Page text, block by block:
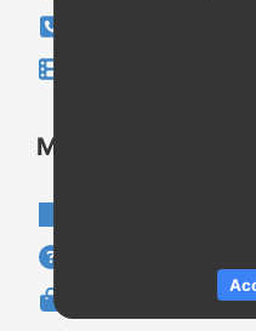
Meer over REV